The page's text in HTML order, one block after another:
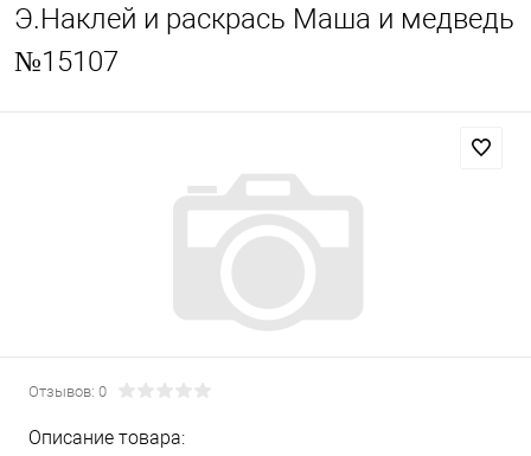
Э.Наклей и раскрась Маша и медведь
№15107
Отзывов: 0
Описание товара: